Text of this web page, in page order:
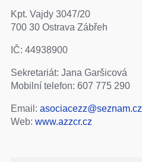
Kpt. Vajdy 3047/20
700 30 Ostrava Zábřeh
IČ: 44938900
Sekretariát: Jana Garšicová
Mobilní telefon: 607 775 290
Email: asociacezz@seznam.cz
Web: www.azzcr.cz